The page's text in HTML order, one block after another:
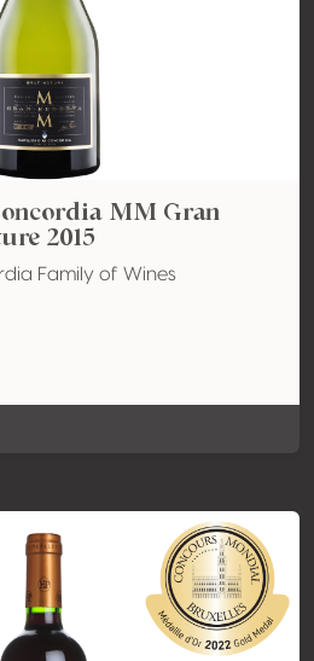
MM Gran
2015
Family of Wines